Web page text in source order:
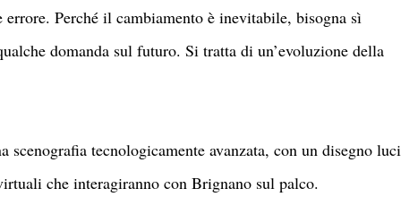
Perché il cambiamento è inevitabile, bisogna sì
domanda sul futuro. Si tratta di un’evoluzione della
scenografia tecnologicamente avanzata, con un disegno luci
che interagiranno con Brignano sul palco.